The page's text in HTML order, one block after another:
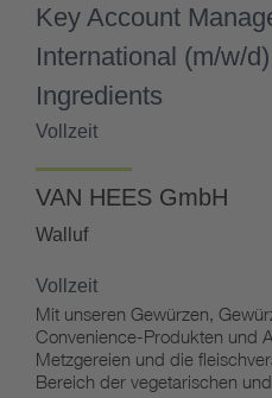
Key Account
International (m/w/
Ingredients
Vollzeit
VAN HEES GmbH
Walluf
Vollzeit
Mit unseren Gewürzen,
Convenience-Produkten und
Metzgereien und die
Bereich der vegetarischen